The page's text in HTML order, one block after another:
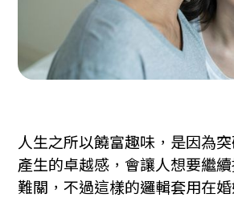
人生之所以饒富趣味，是因為
產生的卓越感，會讓人想要繼
難關，不過這樣的邏輯套用在